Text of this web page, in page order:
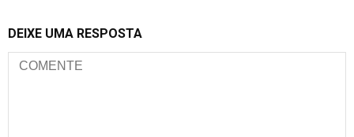
DEIXE UMA RESPOSTA